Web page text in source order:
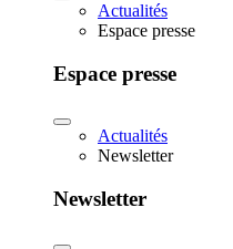
Actualités
Espace presse
Espace presse
Actualités
Newsletter
Newsletter